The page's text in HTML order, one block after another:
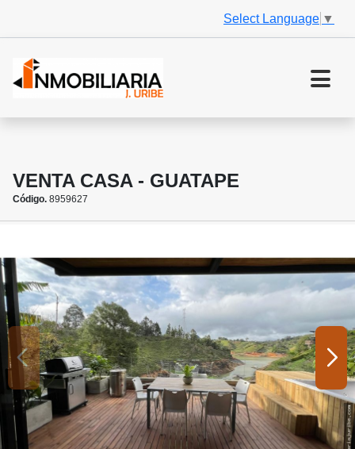
Select Language ▼
VENTA CASA - GUATAPE
Código. 8959627